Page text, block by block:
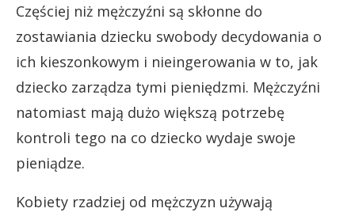
Częściej niż mężczyźni są skłonne do
zostawiania dziecku swobody decydowania o
ich kieszonkowym i nieingerowania w to, jak
dziecko zarządza tymi pieniędzmi. Mężczyźni
natomiast mają dużo większą potrzebę
kontroli tego na co dziecko wydaje swoje
pieniądze.
Kobiety rzadziej od mężczyzn używają